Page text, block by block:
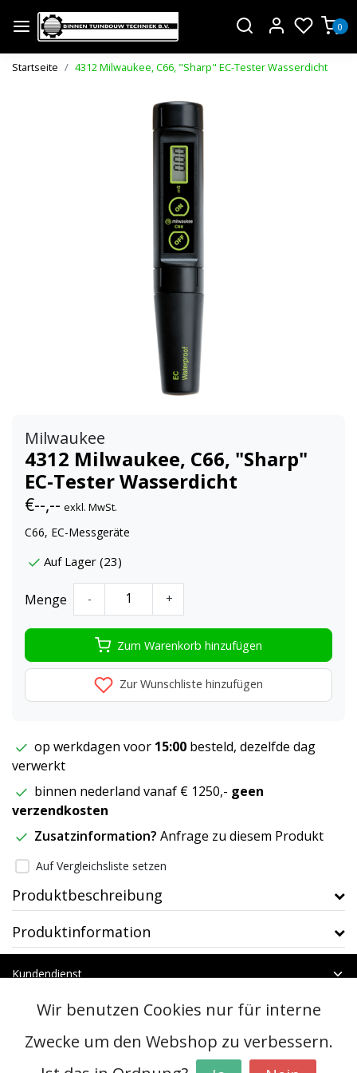
0
Startseite 4312 Milwaukee, C66, "Sharp" EC-Tester Wasserdicht
Milwaukee
4312 Milwaukee, C66, "Sharp"
EC-Tester Wasserdicht
€--,-- exkl. MwSt.
C66, EC-Messgeräte
Auf Lager (23)
Menge - +
Zum Warenkorb hinzufügen
Zur Wunschliste hinzufügen
op werkdagen voor 15:00 besteld, dezelfde dag
verwerkt
binnen nederland vanaf € 1250,- geen
verzendkosten
Zusatzinformation? Anfrage zu diesem Produkt
Auf Vergleichsliste setzen
Produktbeschreibung
Produktinformation
Kundendienst
Kategorien
Kontakt
Wir benutzen Cookies nur für interne
Zwecke um den Webshop zu verbessern.